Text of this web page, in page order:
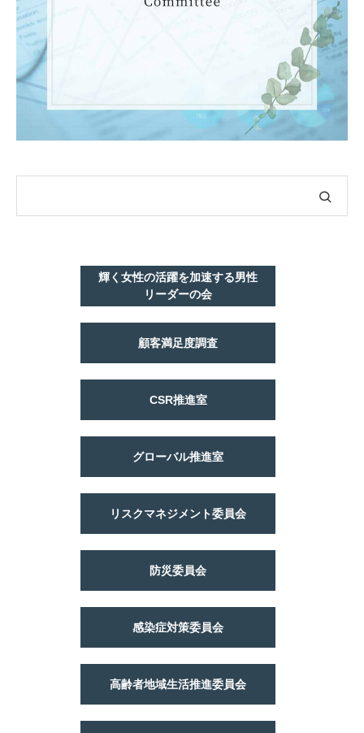
輝く女性の活躍を加速する男性
リーダーの会
顧客満足度調査
CSR推進室
グローバル推進室
リスクマネジメント委員会
防災委員会
感染症対策委員会
高齢者地域生活推進委員会